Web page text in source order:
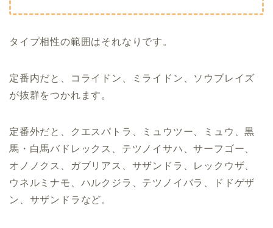
タイプ相性の範囲はそれなりです。
定番内だと、コライドン、ミライドン、ソウブレイズ
が抜群をつかれます。
定番外だと、クエスパトラ、ミュウツー、ミュウ、黒
馬・白馬バドレックス、テツノイサハ、サーフゴー、
オノノクス、ガブリアス、サザンドラ、レックウザ、
ウネルミナモ、ハルクジラ、テツノイバラ、ドドゲザ
ン、サザンドラなど。